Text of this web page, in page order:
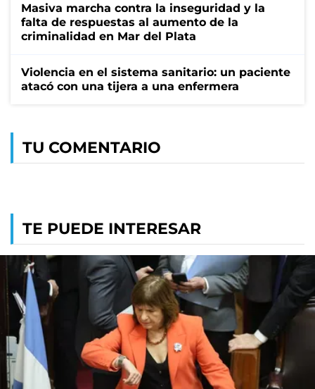
Masiva marcha contra la inseguridad y la
falta de respuestas al aumento de la
criminalidad en Mar del Plata
Violencia en el sistema sanitario: un paciente
atacó con una tijera a una enfermera
TU COMENTARIO
TE PUEDE INTERESAR